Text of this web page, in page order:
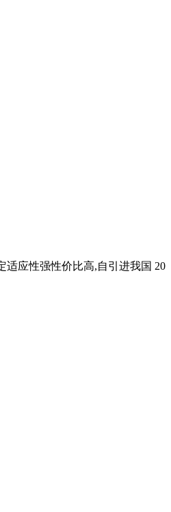
适应性强性价比高,自引进我国 20